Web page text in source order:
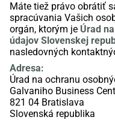
Máte tiež právo obrátiť
spracúvania Vašich
orgán, ktorým je Úrad
údajov Slovenskej
nasledovných
Adresa:
Úrad na ochranu
Galvaniho Business
821 04 Bratislava
Slovenská republika